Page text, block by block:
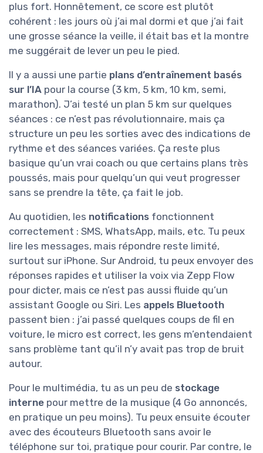
plus fort. Honnêtement, ce score est plutôt
cohérent : les jours où j’ai mal dormi et que j’ai fait
une grosse séance la veille, il était bas et la montre
me suggérait de lever un peu le pied.
Il y a aussi une partie plans d’entraînement basés
sur l’IA pour la course (3 km, 5 km, 10 km, semi,
marathon). J’ai testé un plan 5 km sur quelques
séances : ce n’est pas révolutionnaire, mais ça
structure un peu les sorties avec des indications de
rythme et des séances variées. Ça reste plus
basique qu’un vrai coach ou que certains plans très
poussés, mais pour quelqu’un qui veut progresser
sans se prendre la tête, ça fait le job.
Au quotidien, les notifications fonctionnent
correctement : SMS, WhatsApp, mails, etc. Tu peux
lire les messages, mais répondre reste limité,
surtout sur iPhone. Sur Android, tu peux envoyer des
réponses rapides et utiliser la voix via Zepp Flow
pour dicter, mais ce n’est pas aussi fluide qu’un
assistant Google ou Siri. Les appels Bluetooth
passent bien : j’ai passé quelques coups de fil en
voiture, le micro est correct, les gens m’entendaient
sans problème tant qu’il n’y avait pas trop de bruit
autour.
Pour le multimédia, tu as un peu de stockage
interne pour mettre de la musique (4 Go annoncés,
en pratique un peu moins). Tu peux ensuite écouter
avec des écouteurs Bluetooth sans avoir le
téléphone sur toi, pratique pour courir. Par contre, le